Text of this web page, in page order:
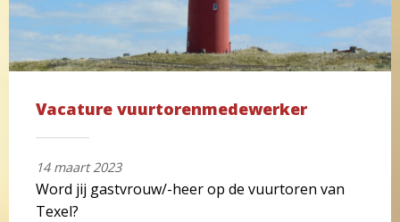
Vacature vuurtorenmedewerker
14 maart 2023
Word jij gastvrouw/-heer op de vuurtoren van
Texel?